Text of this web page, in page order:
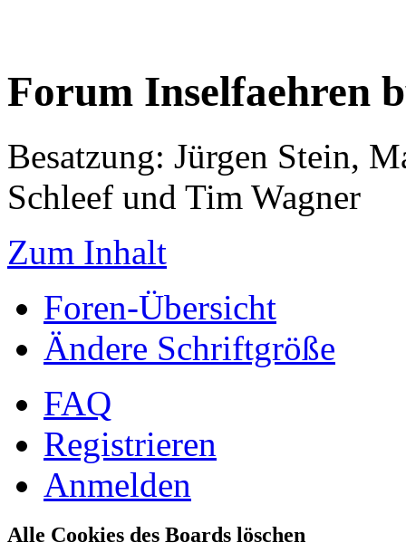
Forum Inselfaehren
Besatzung: Jürgen Stein,
Schleef und Tim Wagner
Zum Inhalt
Foren-Übersicht
Ändere Schriftgröße
FAQ
Registrieren
Anmelden
Alle Cookies des Boards löschen